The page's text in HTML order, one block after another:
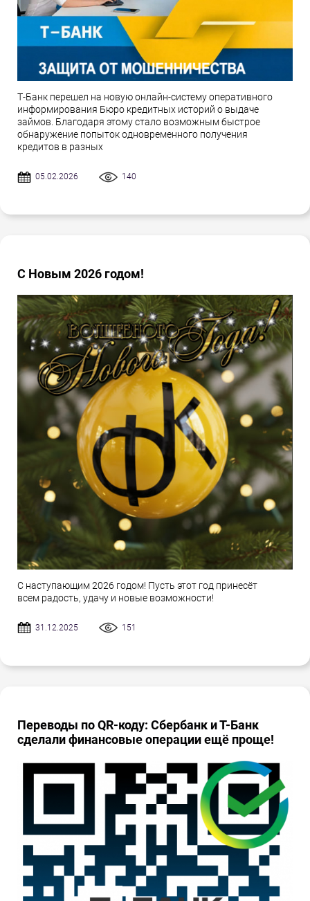
Т-Банк перешел на новую онлайн-систему оперативного
информирования Бюро кредитных историй о выдаче
займов. Благодаря этому стало возможным быстрое
обнаружение попыток одновременного получения
кредитов в разных
05.02.2026 140
С Новым 2026 годом!
С наступающим 2026 годом! Пусть этот год принесёт
всем радость, удачу и новые возможности!
31.12.2025 151
Переводы по QR-коду: Сбербанк и Т-Банк
сделали финансовые операции ещё проще!